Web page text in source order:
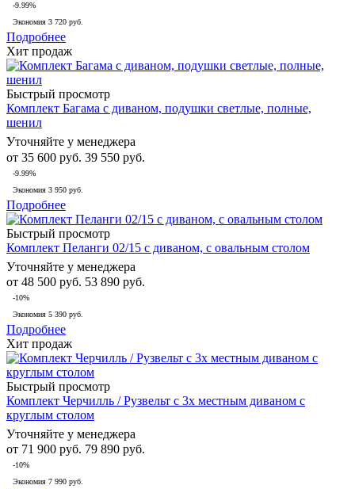
-9.99%
Экономия 3 720 руб.
Подробнее
Хит продаж
Быстрый просмотр
Комплект Багама с диваном, подушки светлые, полные,
шенил
Уточняйте у менеджера
от 35 600 руб. 39 550 руб.
-9.99%
Экономия 3 950 руб.
Подробнее
Быстрый просмотр
Комплект Пеланги 02/15 с диваном, с овальным столом
Уточняйте у менеджера
от 48 500 руб. 53 890 руб.
-10%
Экономия 5 390 руб.
Подробнее
Хит продаж
Быстрый просмотр
Комплект Черчилль / Рузвельт с 3х местным диваном с
круглым столом
Уточняйте у менеджера
от 71 900 руб. 79 890 руб.
-10%
Экономия 7 990 руб.